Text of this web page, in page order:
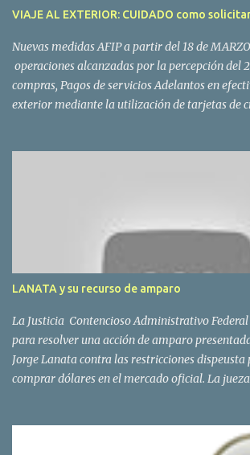
VIAJE AL EXTERIOR: CUIDADO como
Nuevas medidas AFIP a partir del 18 de
operaciones alcanzadas por la percepción del
compras, Pagos de servicios Adelantos en
exterior mediante la utilización de tarjetas de
oficial. El “dólar turista”, que es el que pagaría
compras en el extranjero pasará a valer $ 6,12,
la cotización del dólar blue. La AFIP ahora
a los bancos sobre los movimientos de sus
LANATA y su recurso de amparo
La Justicia Contencioso Administrativo
para resolver una acción de amparo
Jorge Lanata contra las restricciones
comprar dólares en el mercado oficial. La
hará lugar o no al pedido del periodista para